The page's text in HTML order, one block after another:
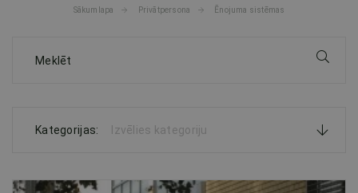
Sākumlapa Privātpersona Ēnojuma sistēmas
Kategorijas: Izvēlies kategoriju